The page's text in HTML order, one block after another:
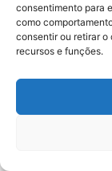
consentimento para
como
consentir ou retirar
recursos e funções.